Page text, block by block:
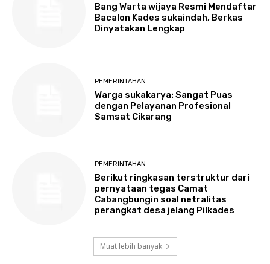
Bang Warta wijaya Resmi Mendaftar
Bacalon Kades sukaindah, Berkas
Dinyatakan Lengkap
PEMERINTAHAN
Warga sukakarya: Sangat Puas
dengan Pelayanan Profesional
Samsat Cikarang
PEMERINTAHAN
Berikut ringkasan terstruktur dari
pernyataan tegas Camat
Cabangbungin soal netralitas
perangkat desa jelang Pilkades
Muat lebih banyak